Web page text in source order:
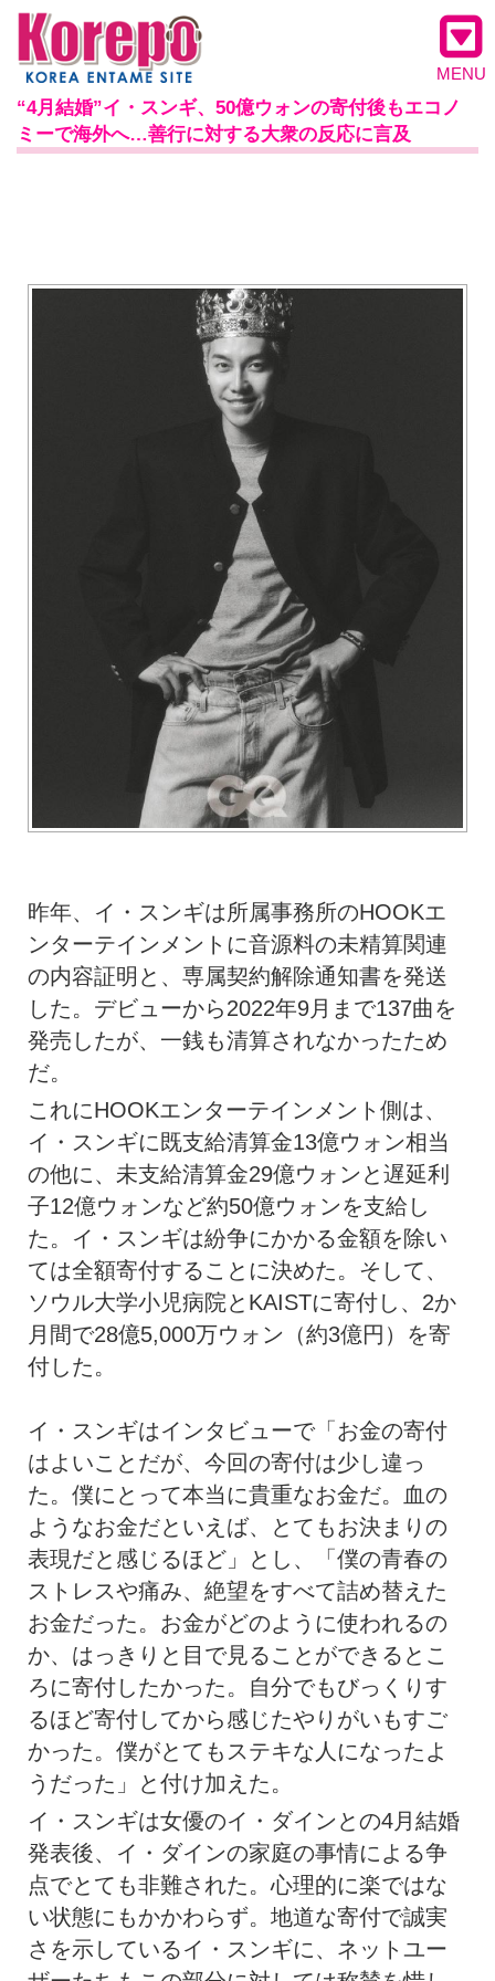
MENU
“4月結婚”イ・スンギ、50億ウォンの寄付後もエコノ
ミーで海外へ…善行に対する大衆の反応に言及
昨年、イ・スンギは所属事務所のHOOKエ
ンターテインメントに音源料の未精算関連
の内容証明と、専属契約解除通知書を発送
した。デビューから2022年9月まで137曲を
発売したが、一銭も清算されなかったため
だ。
これにHOOKエンターテインメント側は、
イ・スンギに既支給清算金13億ウォン相当
の他に、未支給清算金29億ウォンと遅延利
子12億ウォンなど約50億ウォンを支給し
た。イ・スンギは紛争にかかる金額を除い
ては全額寄付することに決めた。そして、
ソウル大学小児病院とKAISTに寄付し、2か
月間で28億5,000万ウォン（約3億円）を寄
付した。
イ・スンギはインタビューで「お金の寄付
はよいことだが、今回の寄付は少し違っ
た。僕にとって本当に貴重なお金だ。血の
ようなお金だといえば、とてもお決まりの
表現だと感じるほど」とし、「僕の青春の
ストレスや痛み、絶望をすべて詰め替えた
お金だった。お金がどのように使われるの
か、はっきりと目で見ることができるとこ
ろに寄付したかった。自分でもびっくりす
るほど寄付してから感じたやりがいもすご
かった。僕がとてもステキな人になったよ
うだった」と付け加えた。
イ・スンギは女優のイ・ダインとの4月結婚
発表後、イ・ダインの家庭の事情による争
点でとても非難された。心理的に楽ではな
い状態にもかかわらず。地道な寄付で誠実
さを示しているイ・スンギに、ネットユー